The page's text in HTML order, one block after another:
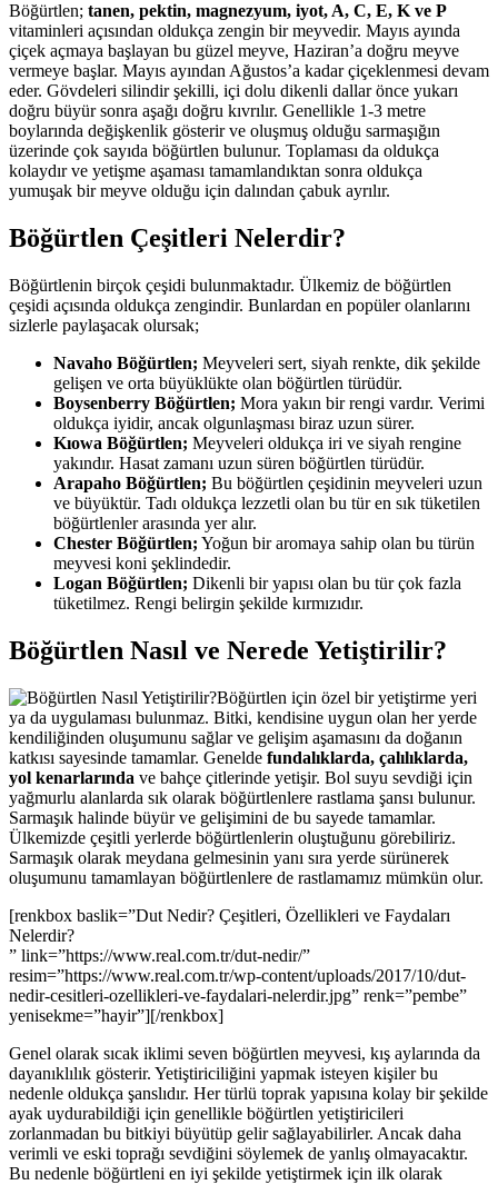
Böğürtlen; tanen, pektin, magnezyum, iyot, A, C, E, K ve P
vitaminleri açısından oldukça zengin bir meyvedir. Mayıs ayında
çiçek açmaya başlayan bu güzel meyve, Haziran’a doğru meyve
vermeye başlar. Mayıs ayından Ağustos’a kadar çiçeklenmesi devam
eder. Gövdeleri silindir şekilli, içi dolu dikenli dallar önce yukarı
doğru büyür sonra aşağı doğru kıvrılır. Genellikle 1-3 metre
boylarında değişkenlik gösterir ve oluşmuş olduğu sarmaşığın
üzerinde çok sayıda böğürtlen bulunur. Toplaması da oldukça
kolaydır ve yetişme aşaması tamamlandıktan sonra oldukça
yumuşak bir meyve olduğu için dalından çabuk ayrılır.
Böğürtlen Çeşitleri Nelerdir?
Böğürtlenin birçok çeşidi bulunmaktadır. Ülkemiz de böğürtlen
çeşidi açısında oldukça zengindir. Bunlardan en popüler olanlarını
sizlerle paylaşacak olursak;
Navaho Böğürtlen; Meyveleri sert, siyah renkte, dik şekilde
gelişen ve orta büyüklükte olan böğürtlen türüdür.
Boysenberry Böğürtlen; Mora yakın bir rengi vardır. Verimi
oldukça iyidir, ancak olgunlaşması biraz uzun sürer.
Kıowa Böğürtlen; Meyveleri oldukça iri ve siyah rengine
yakındır. Hasat zamanı uzun süren böğürtlen türüdür.
Arapaho Böğürtlen; Bu böğürtlen çeşidinin meyveleri uzun
ve büyüktür. Tadı oldukça lezzetli olan bu tür en sık tüketilen
böğürtlenler arasında yer alır.
Chester Böğürtlen; Yoğun bir aromaya sahip olan bu türün
meyvesi koni şeklindedir.
Logan Böğürtlen; Dikenli bir yapısı olan bu tür çok fazla
tüketilmez. Rengi belirgin şekilde kırmızıdır.
Böğürtlen Nasıl ve Nerede Yetiştirilir?
Böğürtlen için özel bir yetiştirme yeri
ya da uygulaması bulunmaz. Bitki, kendisine uygun olan her yerde
kendiliğinden oluşumunu sağlar ve gelişim aşamasını da doğanın
katkısı sayesinde tamamlar. Genelde fundalıklarda, çalılıklarda,
yol kenarlarında ve bahçe çitlerinde yetişir. Bol suyu sevdiği için
yağmurlu alanlarda sık olarak böğürtlenlere rastlama şansı bulunur.
Sarmaşık halinde büyür ve gelişimini de bu sayede tamamlar.
Ülkemizde çeşitli yerlerde böğürtlenlerin oluştuğunu görebiliriz.
Sarmaşık olarak meydana gelmesinin yanı sıra yerde sürünerek
oluşumunu tamamlayan böğürtlenlere de rastlamamız mümkün olur.
[renkbox baslik=”Dut Nedir? Çeşitleri, Özellikleri ve Faydaları
Nelerdir?
” link=”https://www.real.com.tr/dut-nedir/”
resim=”https://www.real.com.tr/wp-content/uploads/2017/10/dut-
nedir-cesitleri-ozellikleri-ve-faydalari-nelerdir.jpg” renk=”pembe”
yenisekme=”hayir”][/renkbox]
Genel olarak sıcak iklimi seven böğürtlen meyvesi, kış aylarında da
dayanıklılık gösterir. Yetiştiriciliğini yapmak isteyen kişiler bu
nedenle oldukça şanslıdır. Her türlü toprak yapısına kolay bir şekilde
ayak uydurabildiği için genellikle böğürtlen yetiştiricileri
zorlanmadan bu bitkiyi büyütüp gelir sağlayabilirler. Ancak daha
verimli ve eski toprağı sevdiğini söylemek de yanlış olmayacaktır.
Bu nedenle böğürtleni en iyi şekilde yetiştirmek için ilk olarak